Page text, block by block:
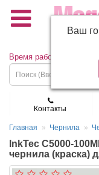
(495)
Время работы: Пн - Пт
Контакты
Главная Чернила
InkTec C5000-
чернила (краска)
Ваш